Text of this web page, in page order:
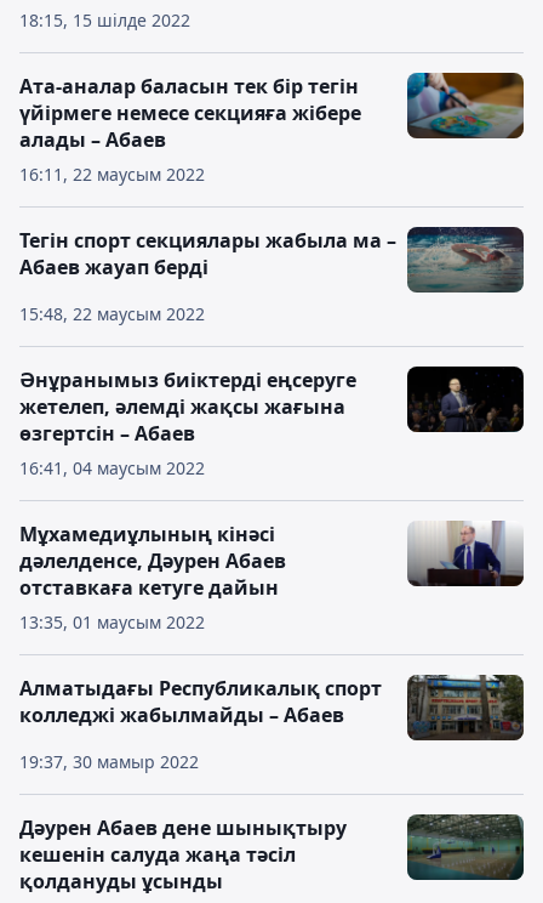
18:15, 15 шілде 2022
16:11, 22 маусым 2022
Ата-аналар баласын тек бір тегін
үйірмеге немесе секцияға жібере
алады – Абаев
15:48, 22 маусым 2022
Тегін спорт секциялары жабыла ма –
Абаев жауап берді
16:41, 04 маусым 2022
Әнұранымыз биіктерді еңсеруге
жетелеп, әлемді жақсы жағына
өзгертсін – Абаев
13:35, 01 маусым 2022
Мұхамедиұлының кінәсі
дәлелденсе, Дәурен Абаев
отставкаға кетуге дайын
19:37, 30 мамыр 2022
Алматыдағы Республикалық спорт
колледжі жабылмайды – Абаев
Дәурен Абаев дене шынықтыру
кешенін салуда жаңа тәсіл
қолдануды ұсынды